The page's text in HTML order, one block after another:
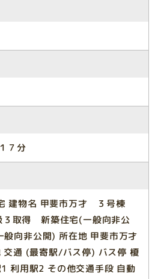
７分
建物名 甲斐市万才 ３号棟
３取得 新築住宅(一般向非公
向非公開) 所在地 甲斐市万才
通 (最寄駅/バス停) バス停 榎
利用駅2 その他交通手段 自動